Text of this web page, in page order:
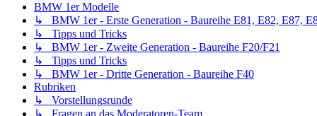
BMW 1er Modelle
↳ BMW 1er - Erste Generation - Baureihe E81, E82, E87,
↳ Tipps und Tricks
↳ BMW 1er - Zweite Generation - Baureihe F20/F21
↳ Tipps und Tricks
↳ BMW 1er - Dritte Generation - Baureihe F40
Rubriken
↳ Vorstellungsrunde